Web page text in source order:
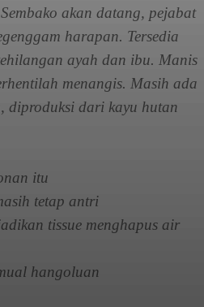
akan datang, pejabat
harapan. Tersedia
ayah dan ibu. Manis
menangis. Masih ada
diproduksi dari kayu hutan
itu
tetap antri
tissue menghapus air
hangoluan